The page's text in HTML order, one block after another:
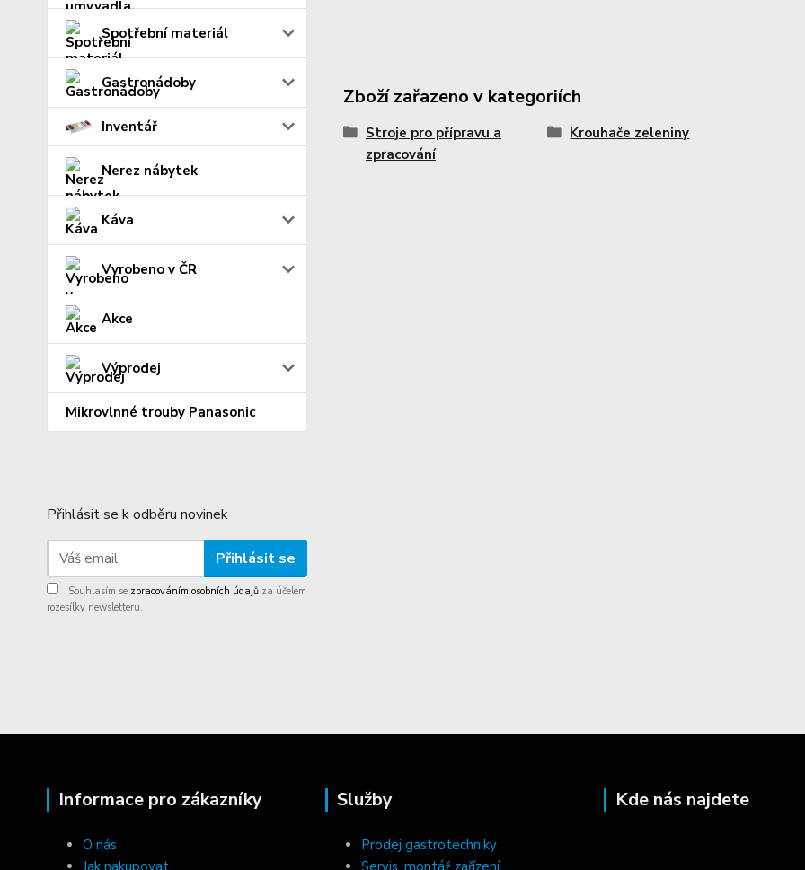
Spotřební materiál
Gastronádoby
Inventář
Nerez nábytek
Káva
Vyrobeno v ČR
Akce
Výprodej
Mikrovlnné trouby Panasonic
Přihlásit se k odběru novinek
Přihlásit se
Souhlasím se zpracováním osobních údajů za účelem
rozesílky newsletteru.
Zboží zařazeno v kategoriích
Stroje pro přípravu a
zpracování
Krouhače zeleniny
Informace pro zákazníky
O nás
Služby
Prodej gastrotechniky
Kde nás najdete